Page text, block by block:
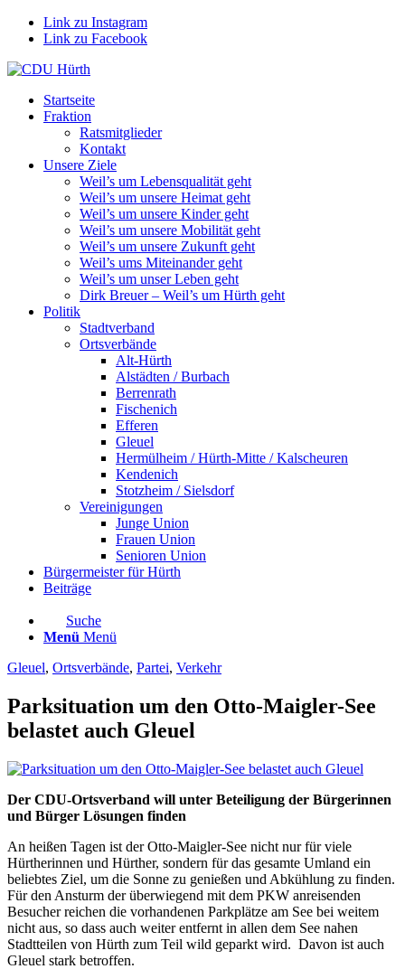
Link zu Instagram
Link zu Facebook
Startseite
Fraktion
Ratsmitglieder
Kontakt
Unsere Ziele
Weil’s um Lebensqualität geht
Weil’s um unsere Heimat geht
Weil’s um unsere Kinder geht
Weil’s um unsere Mobilität geht
Weil’s um unsere Zukunft geht
Weil’s ums Miteinander geht
Weil’s um unser Leben geht
Dirk Breuer – Weil’s um Hürth geht
Politik
Stadtverband
Ortsverbände
Alt-Hürth
Alstädten / Burbach
Berrenrath
Fischenich
Efferen
Gleuel
Hermülheim / Hürth-Mitte / Kalscheuren
Kendenich
Stotzheim / Sielsdorf
Vereinigungen
Junge Union
Frauen Union
Senioren Union
Bürgermeister für Hürth
Beiträge
Suche
Menü Menü
Gleuel, Ortsverbände, Partei, Verkehr
Parksituation um den Otto-Maigler-See
belastet auch Gleuel
Der CDU-Ortsverband will unter Beteiligung der Bürgerinnen
und Bürger Lösungen finden
An heißen Tagen ist der Otto-Maigler-See nicht nur für viele
Hürtherinnen und Hürther, sondern für das gesamte Umland ein
beliebtes Ziel, um die Sonne zu genießen und Abkühlung zu finden.
Für den Ansturm der überwiegend mit dem PKW anreisenden
Besucher reichen die vorhandenen Parkplätze am See bei weitem
nicht aus, so dass auch weiter entfernt in allen dem See nahen
Stadtteilen von Hürth zum Teil wild geparkt wird. Davon ist auch
Gleuel stark betroffen.